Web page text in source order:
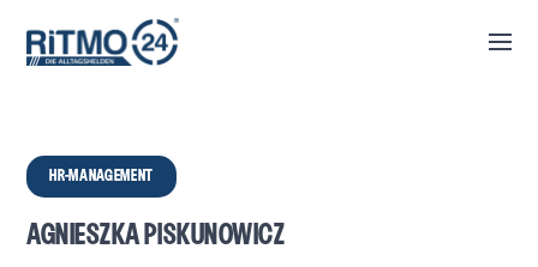
HR-MANAGEMENT
AGNIESZKA PISKUNOWICZ